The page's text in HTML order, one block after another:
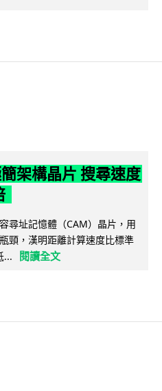
架構晶片 搜尋速度
尋址記憶體（CAM）晶片，用
頸，漢明距離計算速度比標準
...
閱讀全文